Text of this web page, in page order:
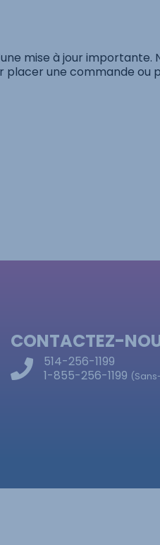
mise à jour importante.
placer une commande ou
CONTACTEZ-
514-256-1199
1-855-256-1199